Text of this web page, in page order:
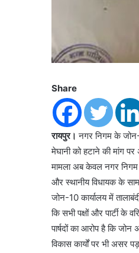
Share
रायपुर। नगर निगम के
मेघानी को हटाने की मांग
मामला अब केवल नगर निगम
और स्थानीय विधायक के
जोन-10 कार्यालय में
कि सभी पक्षों और पार्टी के
पार्षदों का आरोप है कि जोन
विकास कार्यों पर भी असर